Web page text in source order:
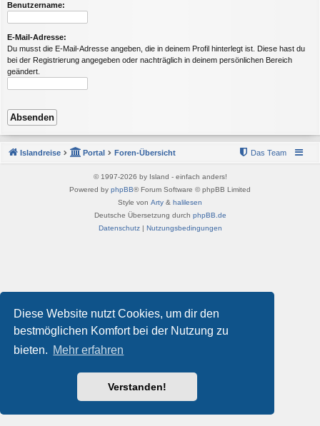
Diese Website nutzt Cookies, um dir den
bestmöglichen Komfort bei der Nutzung zu
bieten. Mehr erfahren
Verstanden!
Benutzername:
E-Mail-Adresse:
Du musst die E-Mail-Adresse angeben, die in deinem Profil hinterlegt ist. Diese hast du
bei der Registrierung angegeben oder nachträglich in deinem persönlichen Bereich
geändert.
Islandreise Portal Foren-Übersicht Das Team
© 1997-2026 by Island - einfach anders!
Powered by phpBB® Forum Software © phpBB Limited
Style von Arty & halilesen
Deutsche Übersetzung durch phpBB.de
Datenschutz| Nutzungsbedingungen